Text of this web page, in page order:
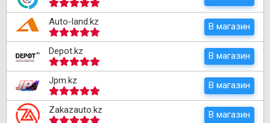
Auto-land.kz В магазин
Depot.kz В магазин
Jpm.kz В магазин
Zakazauto.kz В магазин